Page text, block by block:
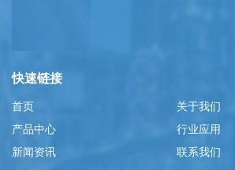
快速链接
首页
关于我们
产品中心
行业应用
新闻资讯
联系我们